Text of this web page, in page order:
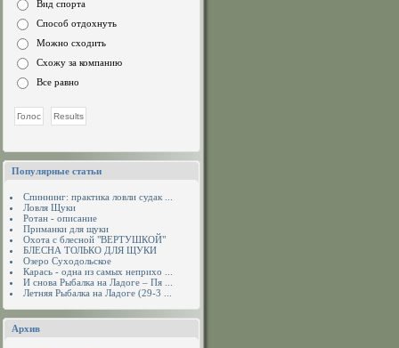
Вид спорта
Способ отдохнуть
Можно сходить
Схожу за компанию
Все равно
Популярные статьи
Спиннинг: практика ловли судак ...
Ловля Щуки
Ротан - описание
Приманки для щуки
Охота с блесной "ВЕРТУШКОЙ"
БЛЕСНА ТОЛЬКО ДЛЯ ЩУКИ
Озеро Суходольское
Карась - одна из самых неприхо ...
И снова Рыбалка на Ладоге – Пя ...
Летняя Рыбалка на Ладоге (29-3 ...
Архив